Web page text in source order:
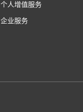
个人增值服务
企业服务